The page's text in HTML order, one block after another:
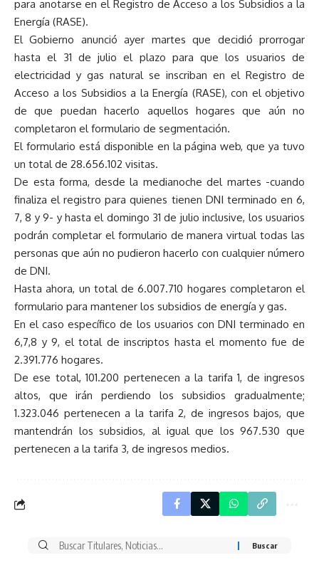
para anotarse en el Registro de Acceso a los Subsidios a la
Energía (RASE).
El Gobierno anunció ayer martes que decidió prorrogar
hasta el 31 de julio el plazo para que los usuarios de
electricidad y gas natural se inscriban en el Registro de
Acceso a los Subsidios a la Energía (RASE), con el objetivo
de que puedan hacerlo aquellos hogares que aún no
completaron el formulario de segmentación.
El formulario está disponible en la página web, que ya tuvo
un total de 28.656.102 visitas.
De esta forma, desde la medianoche del martes -cuando
finaliza el registro para quienes tienen DNI terminado en 6,
7, 8 y 9- y hasta el domingo 31 de julio inclusive, los usuarios
podrán completar el formulario de manera virtual todas las
personas que aún no pudieron hacerlo con cualquier número
de DNI.
Hasta ahora, un total de 6.007.710 hogares completaron el
formulario para mantener los subsidios de energía y gas.
En el caso específico de los usuarios con DNI terminado en
6,7,8 y 9, el total de inscriptos hasta el momento fue de
2.391.776 hogares.
De ese total, 101.200 pertenecen a la tarifa 1, de ingresos
altos, que irán perdiendo los subsidios gradualmente;
1.323.046 pertenecen a la tarifa 2, de ingresos bajos, que
mantendrán los subsidios, al igual que los 967.530 que
pertenecen a la tarifa 3, de ingresos medios.
Buscar